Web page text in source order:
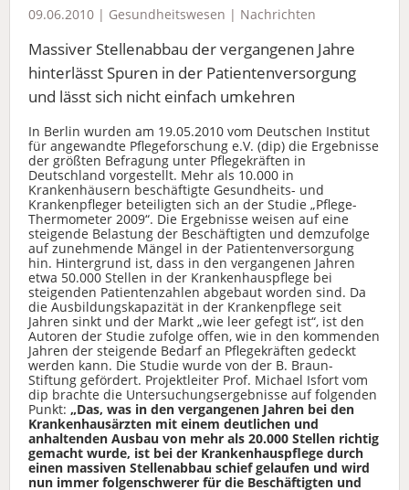
09.06.2010 | Gesundheitswesen | Nachrichten
Massiver Stellenabbau der vergangenen Jahre
hinterlässt Spuren in der Patientenversorgung
und lässt sich nicht einfach umkehren
In Berlin wurden am 19.05.2010 vom Deutschen Institut
für angewandte Pflegeforschung e.V. (dip) die Ergebnisse
der größten Befragung unter Pflegekräften in
Deutschland vorgestellt. Mehr als 10.000 in
Krankenhäusern beschäftigte Gesundheits- und
Krankenpfleger beteiligten sich an der Studie „Pflege-
Thermometer 2009“. Die Ergebnisse weisen auf eine
steigende Belastung der Beschäftigten und demzufolge
auf zunehmende Mängel in der Patientenversorgung
hin. Hintergrund ist, dass in den vergangenen Jahren
etwa 50.000 Stellen in der Krankenhauspflege bei
steigenden Patientenzahlen abgebaut worden sind. Da
die Ausbildungskapazität in der Krankenpflege seit
Jahren sinkt und der Markt „wie leer gefegt ist“, ist den
Autoren der Studie zufolge offen, wie in den kommenden
Jahren der steigende Bedarf an Pflegekräften gedeckt
werden kann. Die Studie wurde von der B. Braun-
Stiftung gefördert. Projektleiter Prof. Michael Isfort vom
dip brachte die Untersuchungsergebnisse auf folgenden
Punkt: „Das, was in den vergangenen Jahren bei den
Krankenhausärzten mit einem deutlichen und
anhaltenden Ausbau von mehr als 20.000 Stellen richtig
gemacht wurde, ist bei der Krankenhauspflege durch
einen massiven Stellenabbau schief gelaufen und wird
nun immer folgenschwerer für die Beschäftigten und